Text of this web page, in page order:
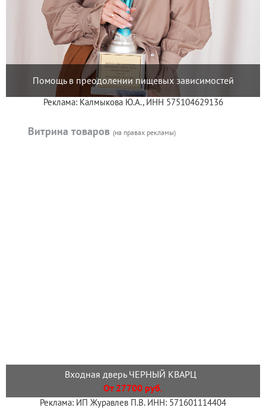
Помощь в преодолении пищевых зависимостей
Реклама: Калмыкова Ю.А., ИНН 575104629136
Витрина товаров (на правах рекламы)
Входная дверь ЧЕРНЫЙ КВАРЦ
От 27700 руб.
Реклама: ИП Журавлев П.В. ИНН: 571601114404